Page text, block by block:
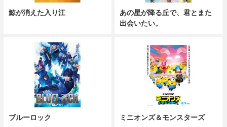
鯨が消えた入り江
あの星が降る丘で、君とまた
出会いたい。
ブルーロック ミニオンズ＆モンスターズ